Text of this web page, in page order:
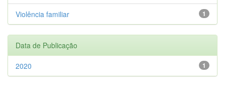
1
Violência familiar
Data de Publicação
1
2020